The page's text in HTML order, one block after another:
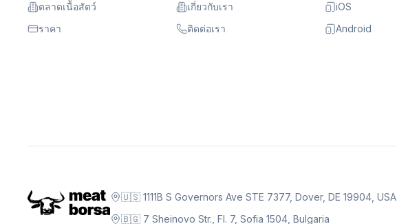
ตลาดเนื้อสัตว์
ราคา
เกี่ยวกับเรา
ติดต่อเรา
iOS
Android
🇺🇸 1111B S Governors Ave STE 7377, Dover, DE 19904, USA
🇧🇬 7 Sheinovo Str., Fl. 7, Sofia 1504, Bulgaria